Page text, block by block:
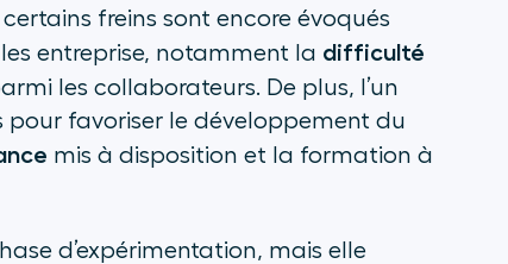
freins sont encore évoqués
entreprise, notamment la difficulté
les collaborateurs. De plus, l’un
pour favoriser le développement du
mis à disposition et la formation à
d’expérimentation, mais elle